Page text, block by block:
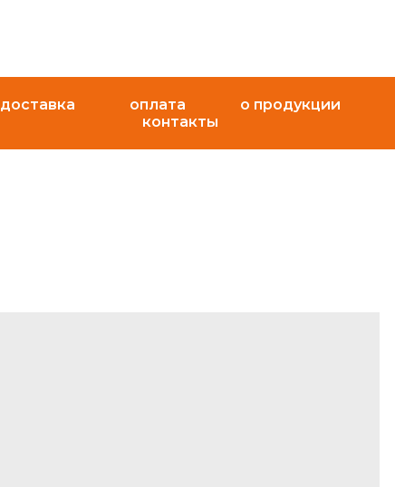
доставка оплата о продукции
контакты